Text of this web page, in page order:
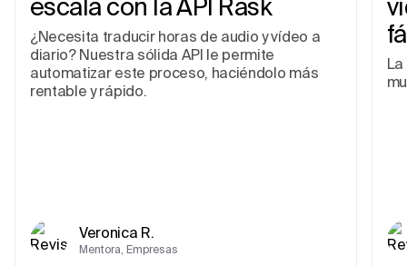
escala con la API Rask
¿Necesita traducir horas de audio y vídeo a
diario? Nuestra sólida API le permite
automatizar este proceso, haciéndolo más
rentable y rápido.
Veronica R.
Mentora, Empresas